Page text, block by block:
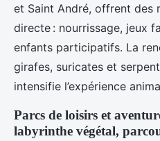
et Saint André, offrent des
directe : nourrissage, jeux
enfants participatifs. La
girafes, suricates et
intensifie l’expérience
Parcs de loisirs et
labyrinthe végétal,